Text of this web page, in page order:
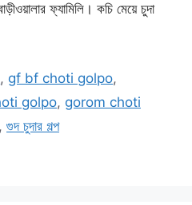
ফ্যামিলি। কচি মেয়ে চুদা
, gf bf choti golpo,
golpo, gorom choti
, গুদ চুদার গল্প